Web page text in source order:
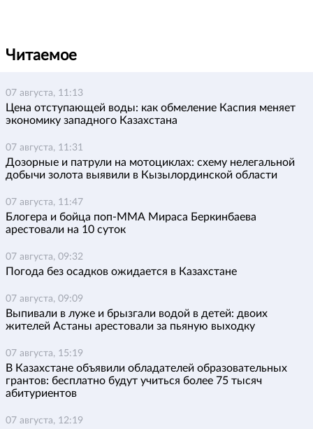
Читаемое
07 августа, 11:13
Цена отступающей воды: как обмеление Каспия меняет
экономику западного Казахстана
07 августа, 11:31
Дозорные и патрули на мотоциклах: схему нелегальной
добычи золота выявили в Кызылординской области
07 августа, 11:47
Блогера и бойца поп-ММА Мираса Беркинбаева
арестовали на 10 суток
07 августа, 09:32
Погода без осадков ожидается в Казахстане
07 августа, 09:09
Выпивали в луже и брызгали водой в детей: двоих
жителей Астаны арестовали за пьяную выходку
07 августа, 15:19
В Казахстане объявили обладателей образовательных
грантов: бесплатно будут учиться более 75 тысяч
абитуриентов
07 августа, 12:19